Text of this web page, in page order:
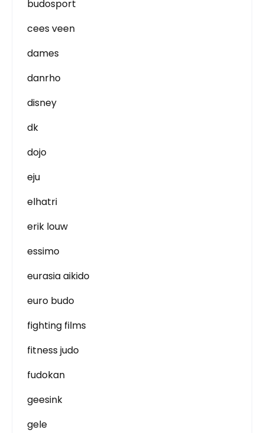
budosport
cees veen
dames
danrho
disney
dk
dojo
eju
elhatri
erik louw
essimo
eurasia aikido
euro budo
fighting films
fitness judo
fudokan
geesink
gele